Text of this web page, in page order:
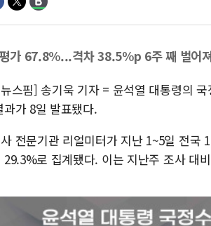
가 67.8%...격차 38.5%p 6주 째 벌어
스핌] 송기욱 기자 = 윤석열 대통령의
과가 8일 발표됐다.
전문기관 리얼미터가 지난 1~5일 전국
29.3%로 집계됐다. 이는 지난주 조사 대